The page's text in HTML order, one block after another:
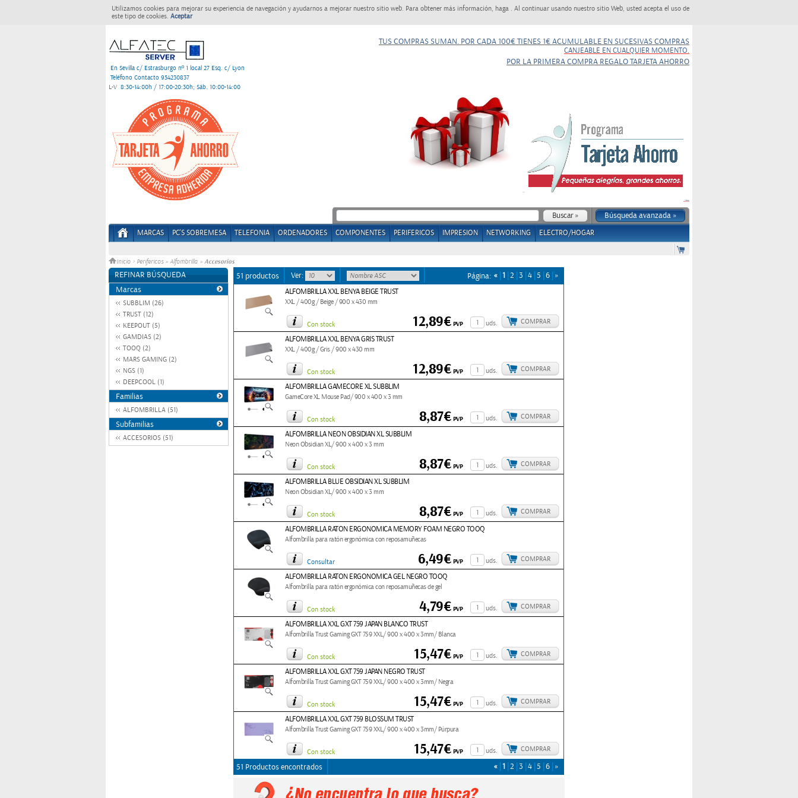
Utilizamos cookies para mejorar su experiencia de navegación y ayudarnos a mejorar nuestro sitio web. Para obtener más información, haga . Al continuar usando nuestro sitio Web, usted acepta el uso de
este tipo de cookies. Aceptar
En Sevilla c/ Estrasburgo nº 1 local 27 Esq. c/ Lyon
Teléfono Contacto 954230837
L-V 8:30-14:00h / 17:00-20:30h; Sáb. 10:00-14:00
TUS COMPRAS SUMAN. POR CADA 100€ TIENES 1€ ACUMULABLE EN SUCESIVAS COMPRAS
CANJEABLE EN CUALQUIER MOMENTO.
POR LA PRIMERA COMPRA REGALO TARJETA AHORRO
Búsqueda avanzada »
MARCAS PC'S SOBREMESA TELEFONIA ORDENADORES COMPONENTES PERIFERICOS IMPRESION NETWORKING ELECTRO/HOGAR
Inicio > Perifericos » Alfombrilla » Accesorios
REFINAR BÚSQUEDA
Marcas
SUBBLIM (26)
TRUST (12)
KEEPOUT (5)
GAMDIAS (2)
TOOQ (2)
MARS GAMING (2)
NGS (1)
DEEPCOOL (1)
Familias
ALFOMBRILLA (51)
Subfamilias
ACCESORIOS (51)
51 productos Ver: Página: « 1 2 3 4 5 6 »
ALFOMBRILLA XXL BENYA BEIGE TRUST
XXL / 400g / Beige / 900 x 430 mm
Con stock uds. COMPRAR
12,89€PVP
ALFOMBRILLA XXL BENYA GRIS TRUST
XXL / 400g / Gris / 900 x 430 mm
Con stock uds. COMPRAR
12,89€PVP
ALFOMBRILLA GAMECORE XL SUBBLIM
GameCore XL Mouse Pad/ 900 x 400 x 3 mm
Con stock uds. COMPRAR
8,87€PVP
ALFOMBRILLA NEON OBSIDIAN XL SUBBLIM
Neon Obsidian XL/ 900 x 400 x 3 mm
Con stock uds. COMPRAR
8,87€PVP
ALFOMBRILLA BLUE OBSIDIAN XL SUBBLIM
Neon Obsidian XL/ 900 x 400 x 3 mm
Con stock uds. COMPRAR
8,87€PVP
ALFOMBRILLA RATON ERGONOMICA MEMORY FOAM NEGRO TOOQ
Alfombrilla para ratón ergonómica con reposamuñecas
Consultar uds. COMPRAR
6,49€PVP
ALFOMBRILLA RATON ERGONOMICA GEL NEGRO TOOQ
Alfombrilla para ratón ergonómica con reposamuñecas de gel
Con stock uds. COMPRAR
4,79€PVP
ALFOMBRILLA XXL GXT 759 JAPAN BLANCO TRUST
Alfombrilla Trust Gaming GXT 759 XXL/ 900 x 400 x 3mm/ Blanca
Con stock uds. COMPRAR
15,47€PVP
ALFOMBRILLA XXL GXT 759 JAPAN NEGRO TRUST
Alfombrilla Trust Gaming GXT 759 XXL/ 900 x 400 x 3mm/ Negra
Con stock uds. COMPRAR
15,47€PVP
ALFOMBRILLA XXL GXT 759 BLOSSUM TRUST
Alfombrilla Trust Gaming GXT 759 XXL/ 900 x 400 x 3mm/ Púrpura
Con stock uds. COMPRAR
15,47€PVP
51 Productos encontrados « 1 2 3 4 5 6 »